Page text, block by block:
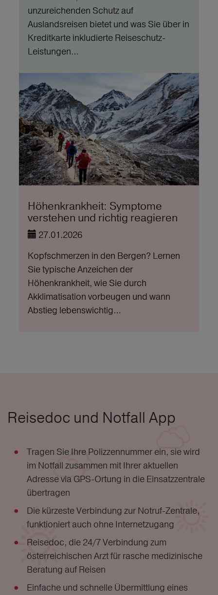
unzureichenden Schutz auf
Auslandsreisen bietet und was Sie über in
Kreditkarte inkludierte Reiseschutz-
Leistungen…
Höhenkrankheit: Symptome
verstehen und richtig reagieren
27.01.2026
Kopfschmerzen in den Bergen? Lernen
Sie typische Anzeichen der
Höhenkrankheit, wie Sie durch
Akklimatisation vorbeugen und wann
Abstieg lebenswichtig…
Reisedoc und Notfall App
Tragen Sie Ihre Polizzennummer ein, sie wird
im Notfall zusammen mit Ihrer aktuellen
Adresse via GPS-Ortung in die Einsatzzentrale
übertragen
Die kürzeste Verbindung zur Notruf-Zentrale,
funktioniert auch ohne Internetzugang
Reisedoc, die 24/7 Verbindung zum
österreichischen Arzt für rasche medizinische
Beratung auf Reisen
Einfache und schnelle Übermittlung eines